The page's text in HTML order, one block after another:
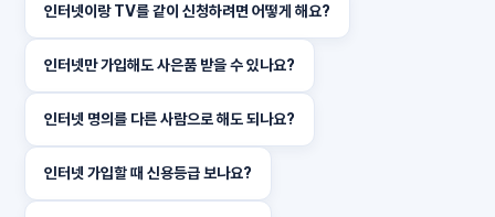
인터넷이랑 TV를 같이 신청하려면 어떻게 해요?
인터넷만 가입해도 사은품 받을 수 있나요?
인터넷 명의를 다른 사람으로 해도 되나요?
인터넷 가입할 때 신용등급 보나요?